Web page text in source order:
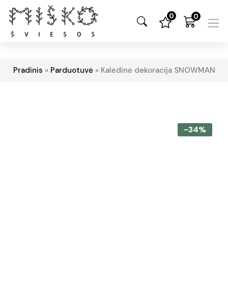
0 0
Pradinis » Parduotuvė » Kalėdinė dekoracija SNOWMAN
-34%